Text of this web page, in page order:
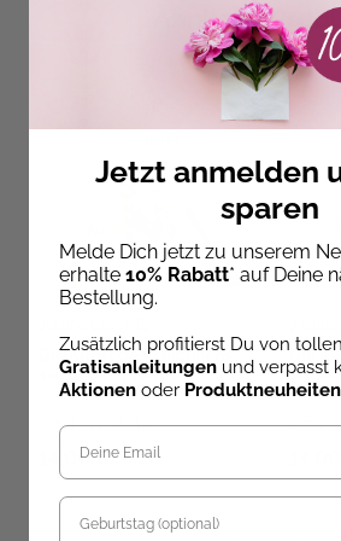
Ähnliche
Die Kunst des Zeichnens
10 Steps - Pflanzen
Sofort Lieferbar
14,00 €
Die
10
Jetzt anmelden
sparen
Melde Dich jetzt zu unserem
erhalte 10% Rabatt* auf Deine
Bestellung.
Zusätzlich profitierst Du von tollen
Gratisanleitungen und verpasst
Aktionen oder Produktneuheiten
Geburtstag